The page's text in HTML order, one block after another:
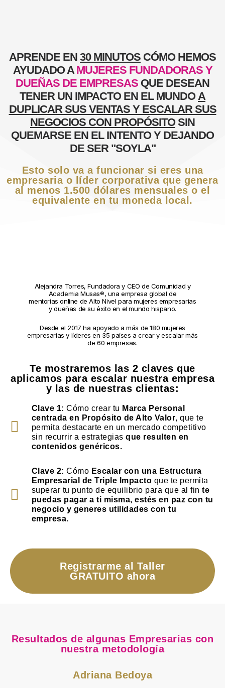
APRENDE EN 30 MINUTOS CÓMO HEMOS
AYUDADO AMUJERES FUNDADORASY
DUEÑAS DE EMPRESAS QUE DESEAN
TENER UN IMPACTO EN EL MUNDOA
DUPLICAR SUS VENTAS Y ESCALAR SUS
NEGOCIOS CON PROPÓSITOSIN
QUEMARSE EN EL INTENTO Y DEJANDO
DE SER "SOYLA"​
Esto solo va a funcionar si eres una
empresaria o líder corporativa que genera
al menos 1.500 dólares mensuales o el
equivalente en tu moneda local.
Alejandra Torres, Fundadora y CEO de Comunidad y
Academia Musas®, una empresa global de
mentorías online de Alto Nivel para mujeres empresarias
y dueñas de su éxito en el mundo hispano.
Desde el 2017 ha apoyado a más de 180 mujeres
empresarias y líderes en 35 países a crear y escalar más
de 60 empresas.
Te mostraremos las 2 claves que
aplicamos para escalar nuestra empresa
y las de nuestras clientas:
Clave 1: Cómo crear tu Marca Personal
centrada en Propósito de Alto Valor, que te
permita destacarte en un mercado competitivo
sin recurrir a estrategias que resulten en
contenidos genéricos.
Clave 2: Cómo Escalar con una Estructura
Empresarial de Triple Impacto que te permita
superar tu punto de equilibrio para que al fin te
puedas pagar a ti misma, estés en paz con tu
negocio y generes utilidades con tu
empresa.
Registrarme al Taller
GRATUITO ahora
Resultados de algunas Empresarias con
nuestra metodología
Adriana Bedoya